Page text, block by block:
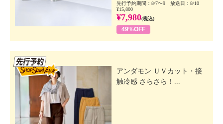
先行予約期間：8/7〜9 放送日：8/10
¥15,800
¥7,980(税込)
49%OFF
アンダモン ＵＶカット・接
触冷感 さらさら！...